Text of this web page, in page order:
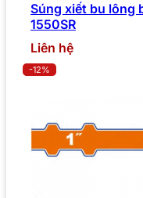
Súng xiết bu lông
1550SR
Liên hệ
-12%